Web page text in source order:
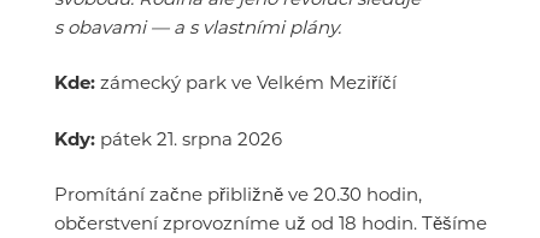
s obavami — a s vlastními plány.
Kde: zámecký park ve Velkém Meziříčí
Kdy: pátek 21. srpna 2026
Promítání začne přibližně ve 20.30 hodin,
občerstvení zprovozníme už od 18 hodin. Těšíme